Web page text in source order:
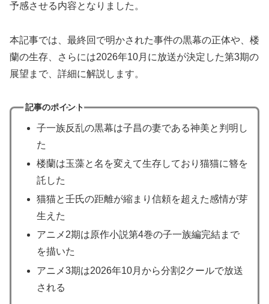
予感させる内容となりました。
本記事では、最終回で明かされた事件の黒幕の正体や、楼
蘭の生存、さらには2026年10月に放送が決定した第3期の
展望まで、詳細に解説します。
記事のポイント
子一族反乱の黒幕は子昌の妻である神美と判明し
た
楼蘭は玉藻と名を変えて生存しており猫猫に簪を
託した
猫猫と壬氏の距離が縮まり信頼を超えた感情が芽
生えた
アニメ2期は原作小説第4巻の子一族編完結まで
を描いた
アニメ3期は2026年10月から分割2クールで放送
される